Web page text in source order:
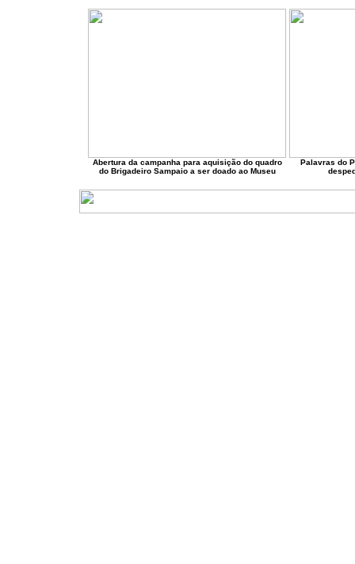
Abertura da campanha para aquisição do quadro
do Brigadeiro Sampaio a ser doado ao Museu
Palavras do